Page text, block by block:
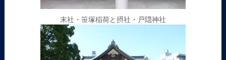
末社・笹塚稲荷と摂社・戸隠神社